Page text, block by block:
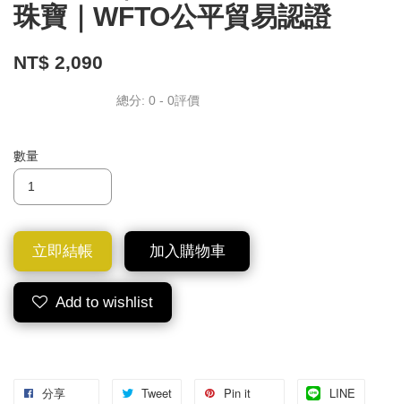
珠寶｜WFTO公平貿易認證
NT$ 2,090
總分: 0 - 0評價
數量
立即結帳 加入購物車
Add to wishlist
分享 Tweet Pin it LINE